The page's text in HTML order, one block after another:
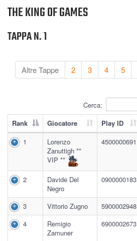
THE KING OF GAMES
TAPPA N. 1
Altre Tappe 2 3 4 5
Cerca:
Rank
Giocatore Play ID
1
Lorenzo
Zanuttigh **
VIP **
4500000691
2
Davide Del
Negro
0900000183
3 Vittorio Zugno 5900002948
4
Remigio
Zamuner
6900002673